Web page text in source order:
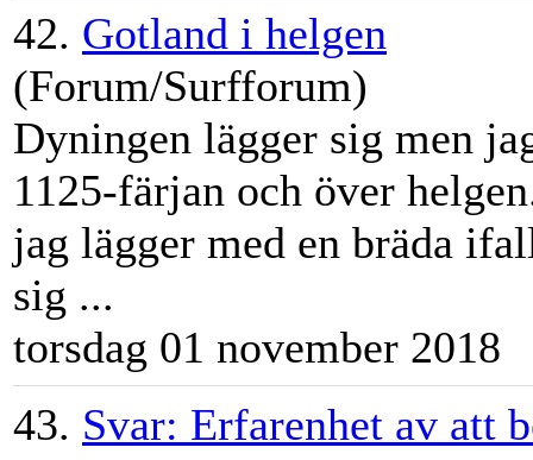
42. Gotland i helgen
(Forum/Surfforum)
Dyningen lägger sig men
1125-färjan och över
jag lägger med en bräda
sig ...
torsdag 01 november 2018
43. Svar: Erfarenhet av att